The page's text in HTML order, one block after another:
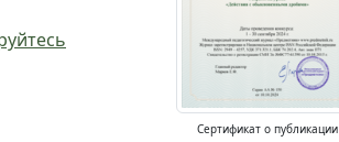
Сертификат о публикации